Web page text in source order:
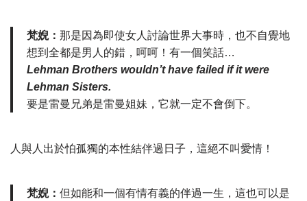
梵婗： 那是因為即使女人討論世界大事時，也不自覺地
想到全都是男人的錯，呵呵！有一個笑話…
Lehman Brothers wouldn’t have failed if it were
Lehman Sisters.
要是雷曼兄弟是雷曼姐妹，它就一定不會倒下。
人與人出於怕孤獨的本性結伴過日子，這絕不叫愛情！
梵婗： 但如能和一個有情有義的伴過一生，這也可以是